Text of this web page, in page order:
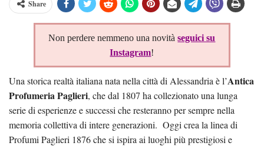
Share
Non perdere nemmeno una novitàseguici su
Instagram!
Una storica realtà italiana nata nella città di Alessandria è l’Antica
Profumeria Paglieri, che dal 1807 ha collezionato una lunga
serie di esperienze e successi che resteranno per sempre nella
memoria collettiva di intere generazioni. Oggi crea la linea di
Profumi Paglieri 1876 che si ispira ai luoghi più prestigiosi e